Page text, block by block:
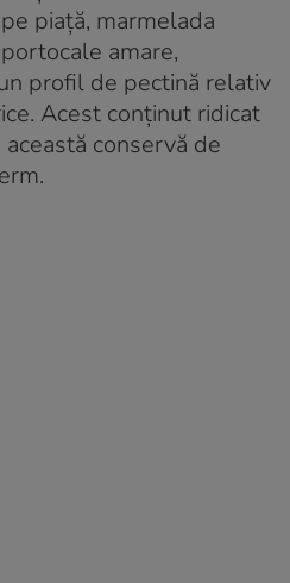
piață, marmelada
amare,
profil de pectină relativ
Acest conținut ridicat
conservă de